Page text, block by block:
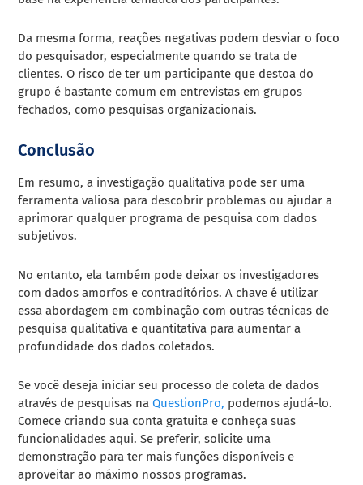
Da mesma forma, reações negativas podem desviar o foco
do pesquisador, especialmente quando se trata de
clientes. O risco de ter um participante que destoa do
grupo é bastante comum em entrevistas em grupos
fechados, como pesquisas organizacionais.
Conclusão
Em resumo, a investigação qualitativa pode ser uma
ferramenta valiosa para descobrir problemas ou ajudar a
aprimorar qualquer programa de pesquisa com dados
subjetivos.
No entanto, ela também pode deixar os investigadores
com dados amorfos e contraditórios. A chave é utilizar
essa abordagem em combinação com outras técnicas de
pesquisa qualitativa e quantitativa para aumentar a
profundidade dos dados coletados.
Se você deseja iniciar seu processo de coleta de dados
através de pesquisas naQuestionPro, podemos ajudá-lo.
Comece criando sua conta gratuita e conheça suas
funcionalidades aqui. Se preferir, solicite uma
demonstração para ter mais funções disponíveis e
aproveitar ao máximo nossos programas.